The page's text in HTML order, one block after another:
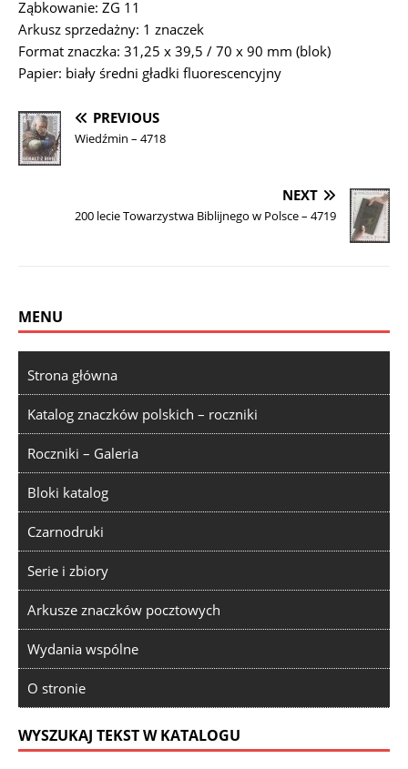
Ząbkowanie: ZG 11
Arkusz sprzedażny: 1 znaczek
Format znaczka: 31,25 x 39,5 / 70 x 90 mm (blok)
Papier: biały średni gładki fluorescencyjny
PREVIOUS
Wiedźmin – 4718
NEXT
200 lecie Towarzystwa Biblijnego w Polsce – 4719
MENU
Strona główna
Katalog znaczków polskich – roczniki
Roczniki – Galeria
Bloki katalog
Czarnodruki
Serie i zbiory
Arkusze znaczków pocztowych
Wydania wspólne
O stronie
WYSZUKAJ TEKST W KATALOGU